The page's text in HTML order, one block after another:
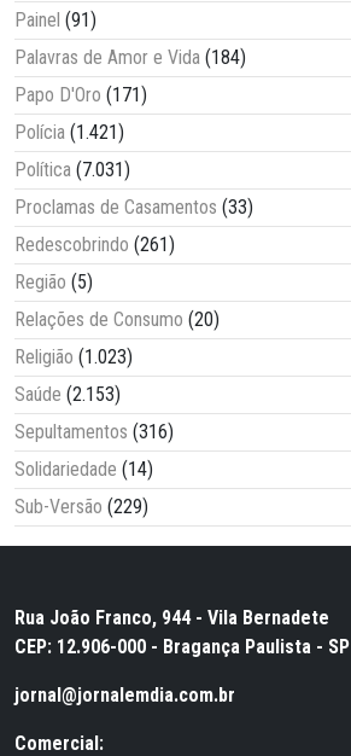
Painel (91)
Palavras de Amor e Vida (184)
Papo D'Oro (171)
Polícia (1.421)
Política (7.031)
Proclamas de Casamentos (33)
Redescobrindo (261)
Região (5)
Relações de Consumo (20)
Religião (1.023)
Saúde (2.153)
Sepultamentos (316)
Solidariedade (14)
Sub-Versão (229)
Rua João Franco, 944 - Vila Bernadete
CEP: 12.906-000 - Bragança Paulista - SP
jornal@jornalemdia.com.br
Comercial: